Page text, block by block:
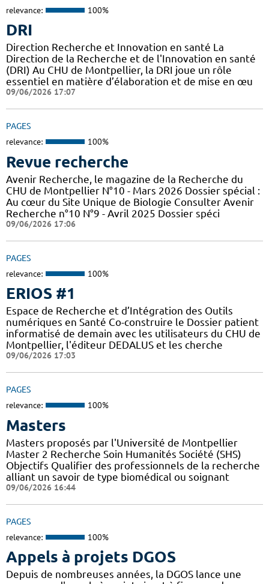
relevance: 100%
DRI
Direction Recherche et Innovation en santé La
Direction de la Recherche et de l'Innovation en santé
(DRI) Au CHU de Montpellier, la DRI joue un rôle
essentiel en matière d’élaboration et de mise en œu
09/06/2026 17:07
PAGES
relevance: 100%
Revue recherche
Avenir Recherche, le magazine de la Recherche du
CHU de Montpellier N°10 - Mars 2026 Dossier spécial :
Au cœur du Site Unique de Biologie Consulter Avenir
Recherche n°10 N°9 - Avril 2025 Dossier spéci
09/06/2026 17:06
PAGES
relevance: 100%
ERIOS #1
Espace de Recherche et d’Intégration des Outils
numériques en Santé Co-construire le Dossier patient
informatisé de demain avec les utilisateurs du CHU de
Montpellier, l'éditeur DEDALUS et les cherche
09/06/2026 17:03
PAGES
relevance: 100%
Masters
Masters proposés par l'Université de Montpellier
Master 2 Recherche Soin Humanités Société (SHS)
Objectifs Qualifier des professionnels de la recherche
alliant un savoir de type biomédical ou soignant
09/06/2026 16:44
PAGES
relevance: 100%
Appels à projets DGOS
Depuis de nombreuses années, la DGOS lance une